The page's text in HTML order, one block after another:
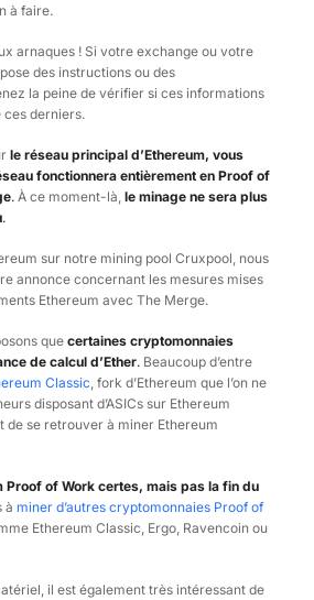
à faire.
arnaques ! Si votre exchange ou votre
des instructions ou des
la peine de vérifier si ces informations
ces derniers.
le réseau principal d’Ethereum, vous
fonctionnera entièrement en Proof of
.À ce moment-là, le minage ne sera plus
.
sur notre mining pool Cruxpool, nous
annonce concernant les mesures mises
Ethereum avec The Merge.
que certaines cryptomonnaies
de calcul d’Ether.Beaucoup d’entre
Classic, fork d’Ethereum que l’on ne
disposant d’ASICs sur Ethereum
de se retrouver à miner Ethereum
Proof of Work certes, mais pas la fin du
à miner d’autres cryptomonnaies Proof of
Ethereum Classic, Ergo, Ravencoin ou
il est également très intéressant de